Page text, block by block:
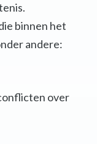
binnen het
andere:
over